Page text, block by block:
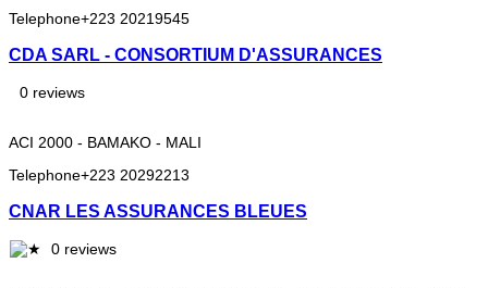
Telephone+223 20219545
CDA SARL - CONSORTIUM D'ASSURANCES
0 reviews
ACI 2000 - BAMAKO - MALI
Telephone+223 20292213
CNAR LES ASSURANCES BLEUES
0 reviews